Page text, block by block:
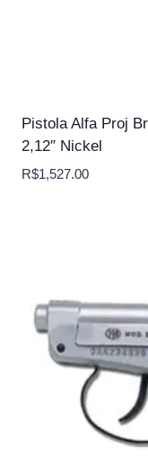
Pistola Alfa Proj
2,12″ Nickel
R$1,527.00